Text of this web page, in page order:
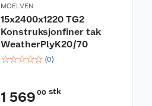
MOELVEN
15x2400x1220 TG2
Konstruksjonfiner tak
WeatherPlyK20/70
☆☆☆☆☆ (0)
1 569 00 stk